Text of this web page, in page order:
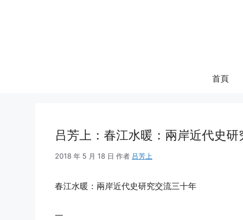
首頁
吕芳上：春江水暖：兩岸近代史研
2018 年 5 月 18 日 作者 吕芳上
春江水暖：兩岸近代史研究交流三十年
一